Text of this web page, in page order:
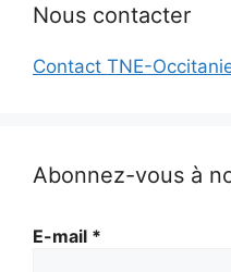
Nous contacter
Contact TNE-
Abonnez-vous à
E-mail *